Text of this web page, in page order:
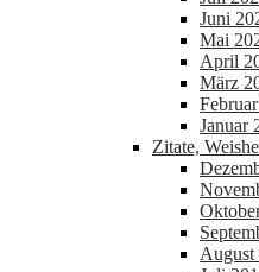
Juni
Mai
April
März
Januar
Zitate,
August